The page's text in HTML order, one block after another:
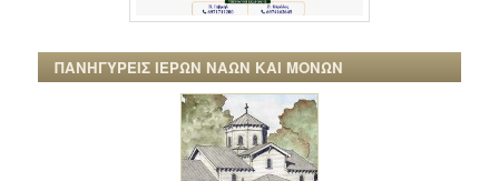
ΠΑΝΗΓΥΡΕΙΣ ΙΕΡΩΝ ΝΑΩΝ ΚΑΙ ΜΟΝΩΝ